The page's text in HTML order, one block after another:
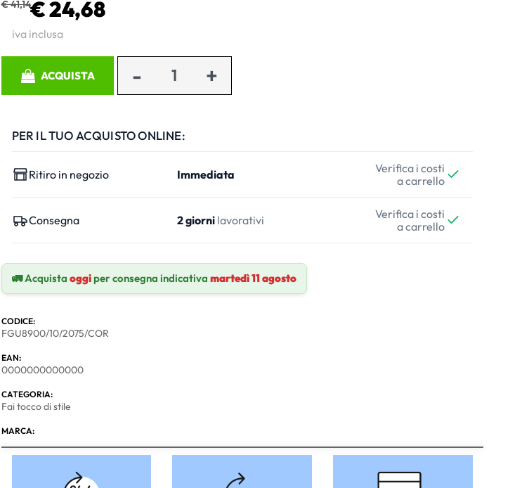
€ 41,14€ 24,68
iva inclusa
ACQUISTA
PER IL TUO ACQUISTO ONLINE:
Ritiro in negozio Immediata
Verifica i costi
a carrello
Consegna 2 giornilavorativi
Verifica i costi
a carrello
🚛 Acquista oggiper consegna indicativa martedì 11 agosto
CODICE:
FGU8900/10/2075/COR
EAN:
0000000000000
CATEGORIA:
Fai tocco di stile
MARCA: